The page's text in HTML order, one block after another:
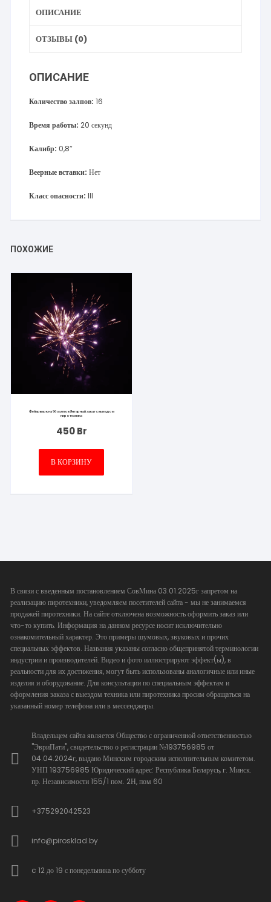
ОПИСАНИЕ
ОТЗЫВЫ (0)
ОПИСАНИЕ
Количество залпов: 16
Время работы: 20 секунд
Калибр: 0,8″
Веерные вставки: Нет
Класс опасности: III
ПОХОЖИЕ
Фейерверк на 96 залпов Янтарный закат с выездом
пиротехника
450Br
В КОРЗИНУ
В связи с введенным постановлением СовМина 03.01.2025г запретом на
реализацию пиротехники, уведомляем посетителей сайта - мы не занимаемся
продажей пиротехники. На сайте отключена возможность оформить заказ или
что-то купить. Информация на данном ресурсе носит исключительно
ознакомительный характер. Это примеры шумовых, звуковых и прочих
специальных эффектов. Названия указаны согласно общепринятой терминологии
индустрии и производителей. Видео и фото иллюстрируют эффект(ы), в
реальности для их достижения, могут быть использованы аналогичные или иные
изделия и оборудование. Для консультации по специальным эффектам и
оформления заказа с выездом техника или пиротехника просим обращаться на
указанный номер телефона или в мессенджеры.
Владельцем сайта является Общество с ограниченной ответственностью
"ЭвриПати", свидетельство о регистрации №193756985 от
04.04.2024г, выдано Минским городским исполнительным комитетом.
УНП 193756985 Юридический адрес: Республика Беларусь, г. Минск.
пр. Независимости 155/1 пом. 2Н, пом 60
+375292042523
info@pirosklad.by
c 12 до 19 с понедельника по субботу